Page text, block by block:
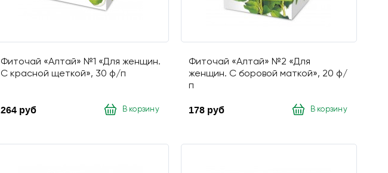
Фиточай «Алтай» №1 «Для женщин.
С красной щеткой», 30 ф/п
264 руб В корзину
Фиточай «Алтай» №2 «Для
женщин. С боровой маткой», 20 ф/
п
178 руб В корзину